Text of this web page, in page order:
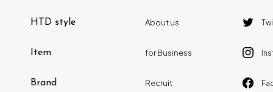
HTD style
Item
Brand
About us
for Business
Recruit